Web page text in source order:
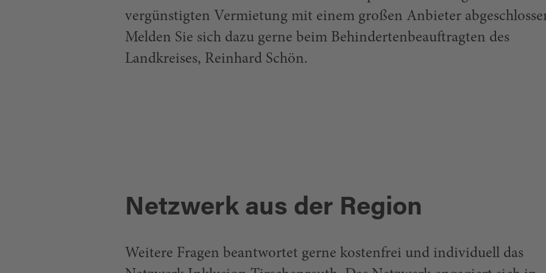
vergünstigten Vermietung mit einem großen Anbieter
Melden Sie sich dazu gerne beim Behindertenbeauftragten des
Landkreises, Reinhard Schön.
Netzwerk aus der Region
Weitere Fragen beantwortet gerne kostenfrei und individuell das